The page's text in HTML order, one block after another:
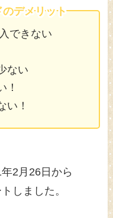
デメリット
できない
ない
！
い！
2月26日から
しました。